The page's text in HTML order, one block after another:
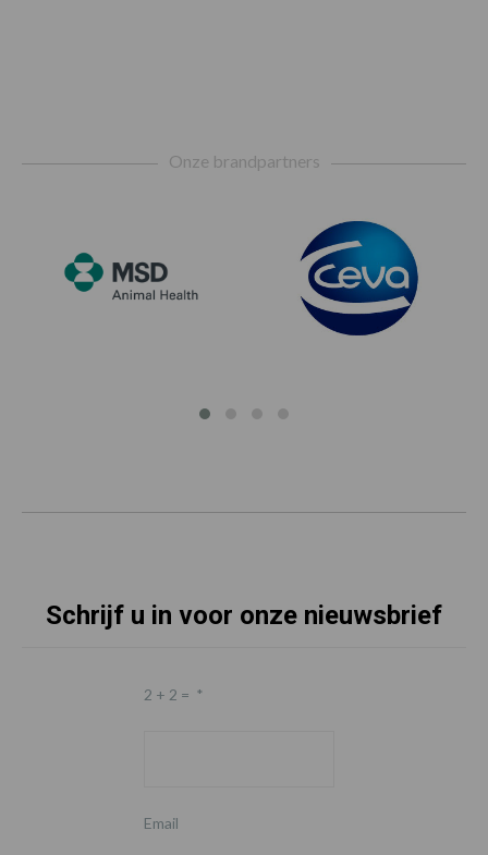
Onze brandpartners
Schrijf u in voor onze nieuwsbrief
2 + 2 = *
Email